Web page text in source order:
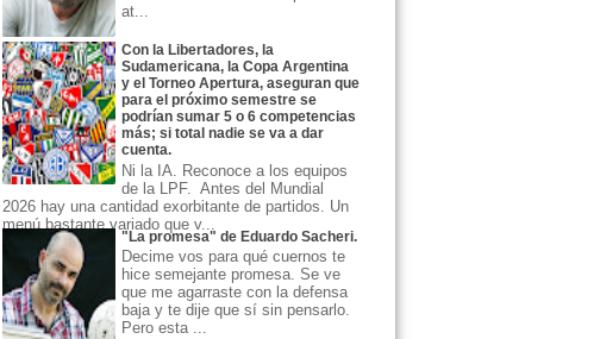
at...
Con la Libertadores, la
Sudamericana, la Copa Argentina
y el Torneo Apertura, aseguran que
para el próximo semestre se
podrían sumar 5 o 6 competencias
más; si total nadie se va a dar
cuenta.
Ni la IA. Reconoce a los equipos
de la LPF. Antes del Mundial
2026 hay una cantidad exorbitante de partidos. Un
menú bastante variado que v...
"La promesa" de Eduardo Sacheri.
Decime vos para qué cuernos te
hice semejante promesa. Se ve
que me agarraste con la defensa
baja y te dije que sí sin pensarlo.
Pero esta ...